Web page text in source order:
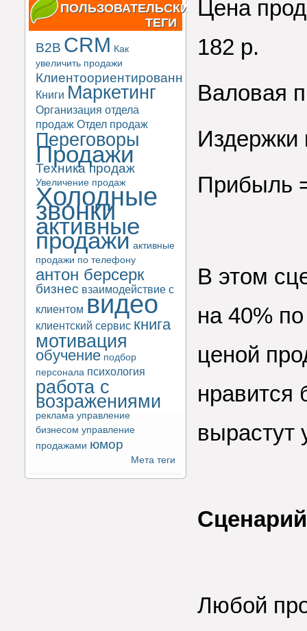
ПОЛЬЗОВАТЕЛЬСКИЕ
ТЕГИ
B2B CRM Как
увеличить продажи
Клиентоориентированность
Книги Маркетинг
Организация отдела
продаж Отдел продаж
Переговоры
Продажи
Техника продаж
Увеличение продаж
Холодные
звонки
активные
продажи активные
продажи по телефону
антон берсерк
бизнес взаимодействие с
клиентом видео
клиентский сервис книга
мотивация
обучение подбор
персонала психология
работа с
возражениями
реклама управление
бизнесом управление
продажами юмор
Мета теги
Цена
182 р.
Валовая
Издержки
Прибыль
В этом
на 40%
ценой
нравится
вырастут
Любой